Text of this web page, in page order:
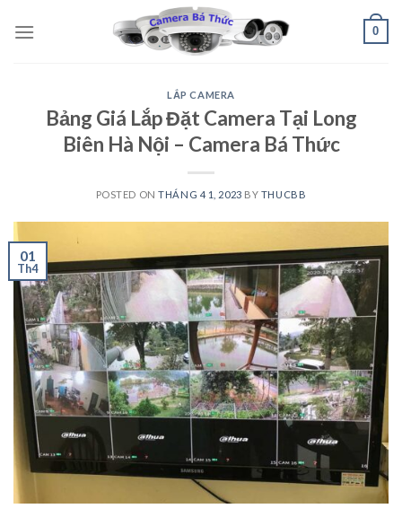
0
LẮP CAMERA
Bảng Giá Lắp Đặt Camera Tại Long
Biên Hà Nội – Camera Bá Thức
POSTED ONTHÁNG 4 1, 2023 BY THUCBB
01
Th4